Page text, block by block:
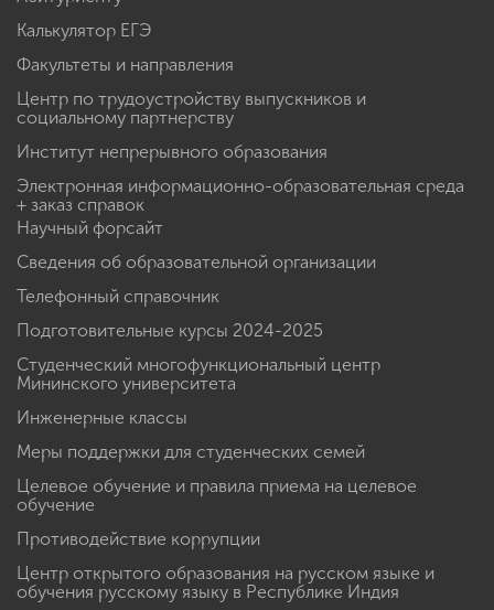
Калькулятор ЕГЭ
Факультеты и направления
Центр по трудоустройству выпускников и
социальному партнерству
Институт непрерывного образования
Электронная информационно-образовательная среда
+ заказ справок
Научный форсайт
Сведения об образовательной организации
Телефонный справочник
Подготовительные курсы 2024-2025
Студенческий многофункциональный центр
Мининского университета
Инженерные классы
Меры поддержки для студенческих семей
Целевое обучение и правила приема на целевое
обучение
Противодействие коррупции
Центр открытого образования на русском языке и
обучения русскому языку в Республике Индия